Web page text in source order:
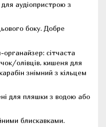
аудіопристрою з
боку. Добре
сітчаста
олівців, кишеня для
знімний з кільцем
для пляшки з водою або
блискавками.